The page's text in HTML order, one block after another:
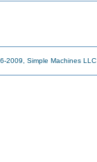
2009, Simple Machines LLC